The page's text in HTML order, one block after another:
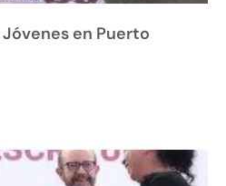
en Puerto